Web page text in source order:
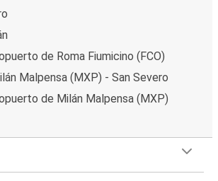
de Roma Fiumicino (FCO)
Malpensa (MXP) - San Severo
de Milán Malpensa (MXP)